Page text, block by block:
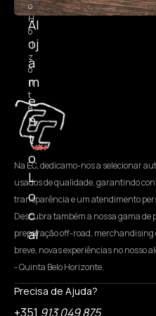
Al
oj
a
m
e
n
t
o
L
o
c
al
o
H
o
ri
z
o
n
t
e
Na EC, dedicamo-nos a selecionar
usados de qualidade, garantindo
transparência e um atendimento
Descubra também a nossa gama de
preparação off-road, merchandising
breve, novas experiências no nosso
- Quinta Belo Horizonte.
Precisa de Ajuda?
+351 913 049 875